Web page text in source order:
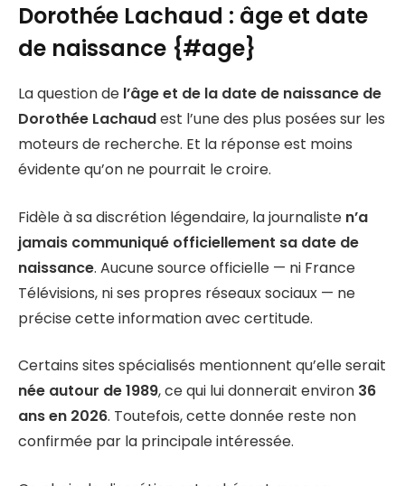
Dorothée Lachaud : âge et date
de naissance {#age}
La question de l’âge et de la date de naissance de
Dorothée Lachaudest l’une des plus posées sur les
moteurs de recherche. Et la réponse est moins
évidente qu’on ne pourrait le croire.
Fidèle à sa discrétion légendaire, la journaliste n’a
jamais communiqué officiellement sa date de
naissance. Aucune source officielle — ni France
Télévisions, ni ses propres réseaux sociaux — ne
précise cette information avec certitude.
Certains sites spécialisés mentionnent qu’elle serait
née autour de 1989, ce qui lui donnerait environ 36
ans en 2026. Toutefois, cette donnée reste non
confirmée par la principale intéressée.